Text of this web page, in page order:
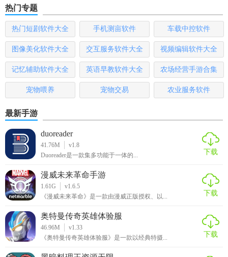
绯月仙行录手机版以其精美的画面、丰富的剧情和独特的修
仙系统赢得了众多玩家的好评。游戏中的世界观庞大且扣人
心弦，玩家在修仙的同时还能体验到跌宕起伏的故事情节。
此外，游戏的玩法多样有趣，除了主线任务外还有丰富的支
线任务和秘境探险等玩法。同时，游戏中的挑战和难度也适
中，让玩家在修仙之路上既不会感到无聊也不会过于疲惫。
总体来说，绯月仙行录手机版是一款非常值得一玩的仙侠冒
险类手游。
热门专题
热门短剧软件大全 手机测亩软件 车载中控软件
图像美化软件大全 交互服务软件大全 视频编辑软件大全
记忆辅助软件大全 英语早教软件大全 农场经营手游合集
宠物喂养 宠物交易 农业服务软件
最新手游
duoreader
41.76M
v1.8
Duoreader是一款集多功能于一体的...
下载
漫威未来革命手游
1.61G
v1.6.5
《漫威未来革命》是一款由漫威正版授权、以...
下载
奥特曼传奇英雄体验服
46.96M
v1.33
《奥特曼传奇英雄体验服》是一款以经典特摄...
下载